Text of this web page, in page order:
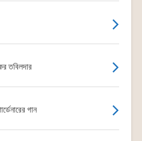
তবিলদার
গান